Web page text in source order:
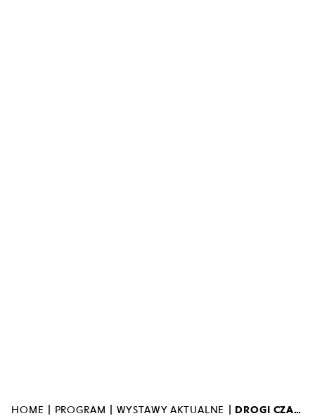
HOME | PROGRAM | WYSTAWY AKTUALNE | DROGI CZARNYCH WKRACZAJĄ W BIAŁY LĄD